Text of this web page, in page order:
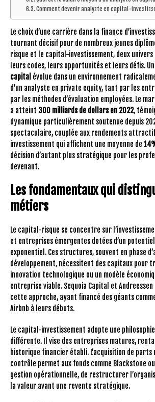
Comment devenir analyste en capital-
Le choix d’une carrière dans la finance
tournant décisif pour de nombreux jeunes
risque et le capital-investissement, deux univers
leurs codes, leurs opportunités et leurs défis. Un
capital évolue dans un environnement
d’un analyste en private equity, tant par les
par les méthodes d’évaluation employées. Le
a atteint 300 milliards de dollars en 2022,
dynamique particulièrement soutenue depuis
spectaculaire, couplée aux rendements
investissement qui affichent une moyenne de
décision d’autant plus stratégique pour les
devenant.
Les fondamentaux qui
métiers
Le capital-risque se concentre sur
et entreprises émergentes dotées d’un
exponentiel. Ces structures, souvent en phase
développement, nécessitent des capitaux pour
innovation technologique ou un modèle
entreprise viable. Sequoia Capital et
cette approche, ayant financé des géants
Airbnb à leurs débuts.
Le capital-investissement adopte une
différente. Il vise des entreprises matures,
historique financier établi. L’acquisition de parts
contrôle permet aux fonds comme Blackstone ou
gestion opérationnelle, de restructurer
la valeur avant une revente stratégique.